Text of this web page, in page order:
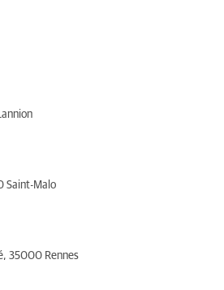
Saint-Malo
35000 Rennes